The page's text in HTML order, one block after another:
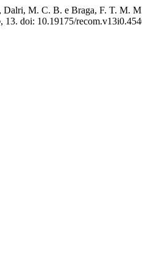
M. C. B. e Braga, F. T. M.
, 13. doi: 10.19175/